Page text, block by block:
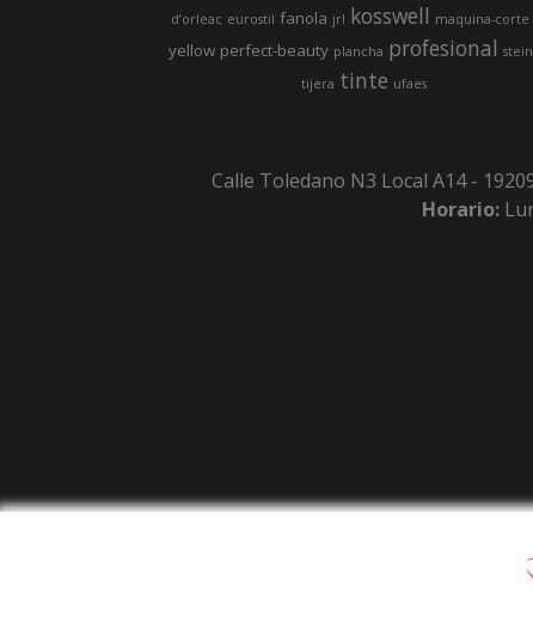
d’orleac eurostil fanola jrl kosswell maquina-corte
yellow perfect-beauty plancha profesional
tijera tinte ufaes
Calle Toledano N3 Local A14 -
Horario: